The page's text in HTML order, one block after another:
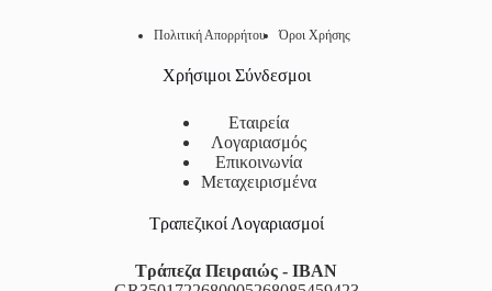
Πολιτική Απορρήτου Όροι Χρήσης
Χρήσιμοι Σύνδεσμοι
Εταιρεία
Λογαριασμός
Επικοινωνία
Μεταχειρισμένα
Τραπεζικοί Λογαριασμοί
Τράπεζα Πειραιώς - IBAN